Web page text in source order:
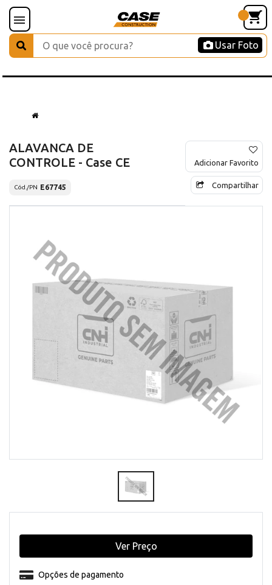
Usar Foto
ALAVANCA DE
CONTROLE - Case CE
Cód./PN E67745
Adicionar Favorito
Compartilhar
Opções de pagamento
Ver Preço